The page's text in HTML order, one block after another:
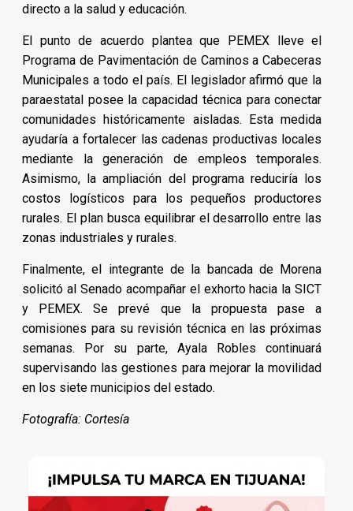
directo a la salud y educación.
El punto de acuerdo plantea que PEMEX lleve el
Programa de Pavimentación de Caminos a Cabeceras
Municipales a todo el país. El legislador afirmó que la
paraestatal posee la capacidad técnica para conectar
comunidades históricamente aisladas. Esta medida
ayudaría a fortalecer las cadenas productivas locales
mediante la generación de empleos temporales.
Asimismo, la ampliación del programa reduciría los
costos logísticos para los pequeños productores
rurales. El plan busca equilibrar el desarrollo entre las
zonas industriales y rurales.
Finalmente, el integrante de la bancada de Morena
solicitó al Senado acompañar el exhorto hacia la SICT
y PEMEX. Se prevé que la propuesta pase a
comisiones para su revisión técnica en las próximas
semanas. Por su parte, Ayala Robles continuará
supervisando las gestiones para mejorar la movilidad
en los siete municipios del estado.
Fotografía: Cortesía